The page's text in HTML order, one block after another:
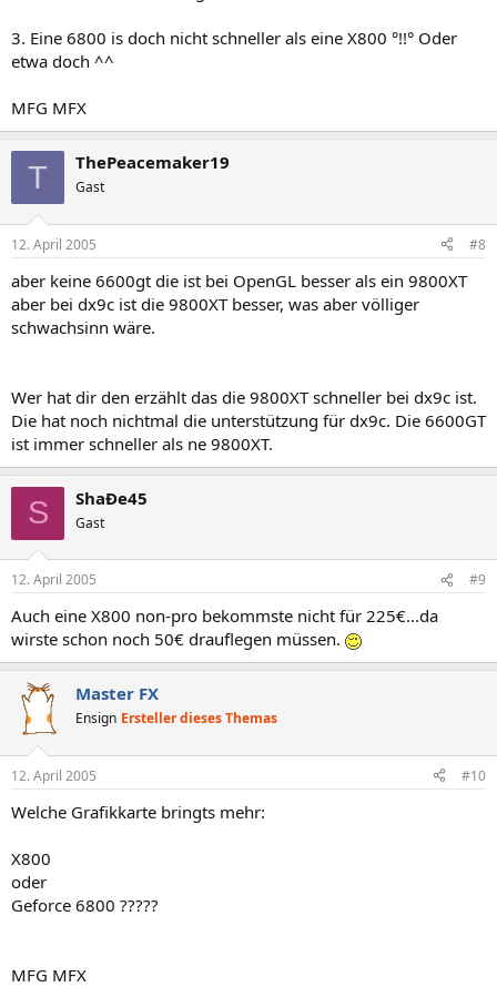
3. Eine 6800 is doch nicht schneller als eine X800 °!!° Oder
etwa doch ^^
MFG MFX
T ThePeacemaker19
Gast
12. April 2005 #8
aber keine 6600gt die ist bei OpenGL besser als ein 9800XT
aber bei dx9c ist die 9800XT besser, was aber völliger
schwachsinn wäre.
Wer hat dir den erzählt das die 9800XT schneller bei dx9c ist.
Die hat noch nichtmal die unterstützung für dx9c. Die 6600GT
ist immer schneller als ne 9800XT.
S ShaÐe45
Gast
12. April 2005 #9
Auch eine X800 non-pro bekommste nicht für 225€...da
wirste schon noch 50€ drauflegen müssen.
Master FX
Ensign Ersteller dieses Themas
12. April 2005 #10
Welche Grafikkarte bringts mehr:
X800
oder
Geforce 6800 ?????
MFG MFX